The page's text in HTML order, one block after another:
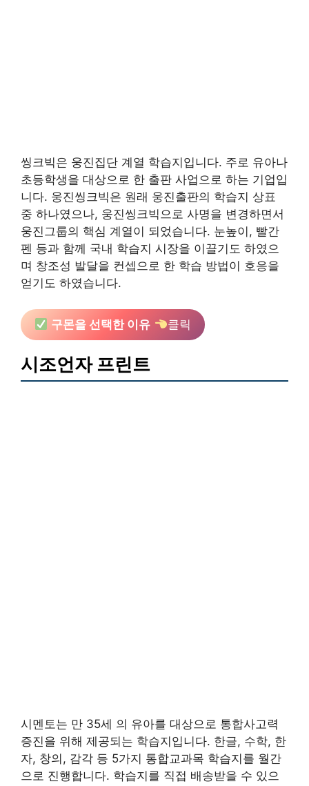
씽크빅은 웅진집단 계열 학습지입니다. 주로 유아나
초등학생을 대상으로 한 출판 사업으로 하는 기업입
니다. 웅진씽크빅은 원래 웅진출판의 학습지 상표
중 하나였으나, 웅진씽크빅으로 사명을 변경하면서
웅진그룹의 핵심 계열이 되었습니다. 눈높이, 빨간
펜 등과 함께 국내 학습지 시장을 이끌기도 하였으
며 창조성 발달을 컨셉으로 한 학습 방법이 호응을
얻기도 하였습니다.
구몬을 선택한 이유 클릭
시조언자 프린트
시멘토는 만 35세 의 유아를 대상으로 통합사고력
증진을 위해 제공되는 학습지입니다. 한글, 수학, 한
자, 창의, 감각 등 5가지 통합교과목 학습지를 월간
으로 진행합니다. 학습지를 직접 배송받을 수 있으